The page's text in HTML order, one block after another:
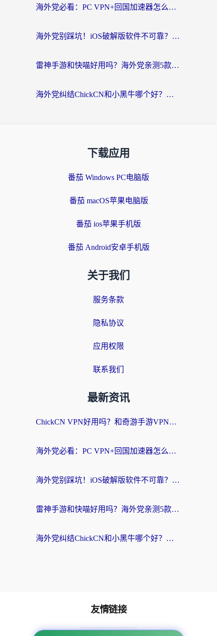
海外党必看：PC VPN+回国加速器怎么选？无缝访问国内资源全攻略
海外党别踩坑！iOS破解版软件不可靠？教你选对回国加速器无缝看国内资源
雷神手游和快喵好用吗？海外党亲测5款回国加速器，附斧牛Bling对比+微信视频号解决办法
海外党纠结ChickCN和小黑牛哪个好？一篇帮你选对回国加速器的实用指南
下载应用
番茄 Windows PC电脑版
番茄 macOS苹果电脑版
番茄 ios苹果手机版
番茄 Android安卓手机版
关于我们
服务条款
隐私协议
应用权限
联系我们
最新资讯
ChickCN VPN好用吗？和奇游手游VPN对比哪个回国效果更好？海外党亲测实用指南
海外党必看：PC VPN+回国加速器怎么选？无缝访问国内资源全攻略
海外党别踩坑！iOS破解版软件不可靠？教你选对回国加速器无缝看国内资源
雷神手游和快喵好用吗？海外党亲测5款回国加速器，附斧牛Bling对比+微信视频号解决办法
海外党纠结ChickCN和小黑牛哪个好？一篇帮你选对回国加速器的实用指南
友情链接